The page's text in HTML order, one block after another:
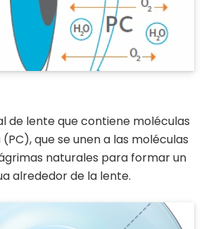
de lente que contiene moléculas
que se unen a las moléculas
naturales para formar un
alrededor de la lente.